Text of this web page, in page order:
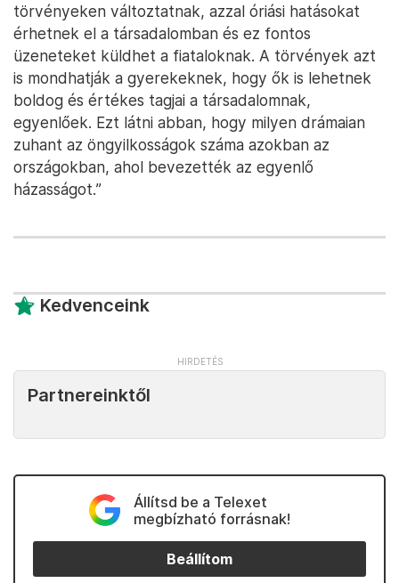
törvényeken változtatnak, azzal óriási hatásokat
érhetnek el a társadalomban és ez fontos
üzeneteket küldhet a fiataloknak. A törvények azt
is mondhatják a gyerekeknek, hogy ők is lehetnek
boldog és értékes tagjai a társadalomnak,
egyenlőek. Ezt látni abban, hogy milyen drámaian
zuhant az öngyilkosságok száma azokban az
országokban, ahol bevezették az egyenlő
házasságot.”
Kedvenceink
Partnereinktől
Állítsd be a Telexet
megbízható forrásnak!
Beállítom